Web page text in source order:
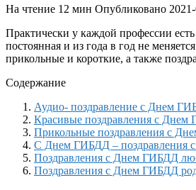
На чтение 12 мин Опубликовано
Практически у каждой профессии
постоянная и из года в год не
прикольные и короткие, а также
Содержание
Аудио- поздравление с Днем
Красивые поздравления с Днем
Прикольные поздравления с
С Днем ГИБДД – поздравления с
Поздравления с Днем ГИБДД
Поздравления с Днем ГИБДД